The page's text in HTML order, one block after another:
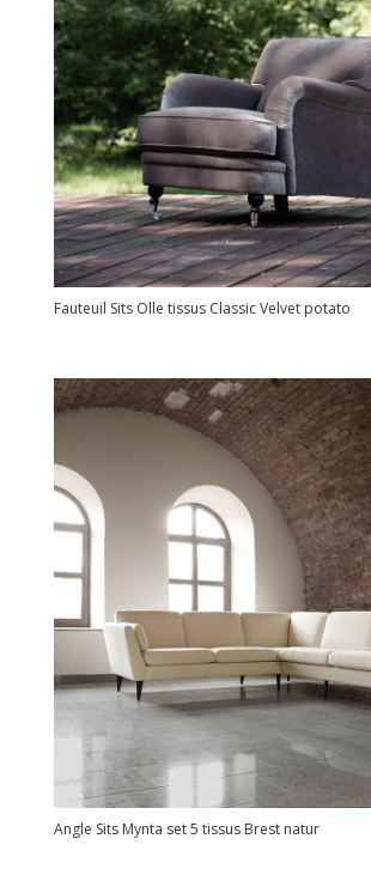
Fauteuil Sits Olle tissus Classic Velvet potato
Angle Sits Mynta set 5 tissus Brest natur